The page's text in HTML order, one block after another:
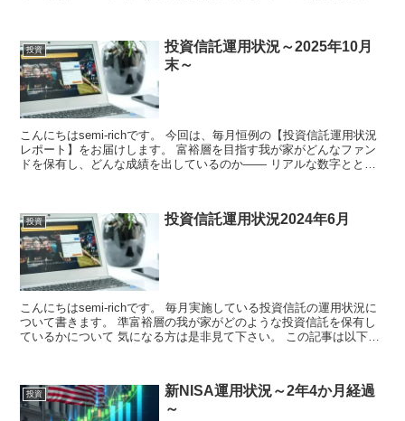
投資
投資信託運用状況～2025年10月
末～
こんにちはsemi-richです。 今回は、毎月恒例の【投資信託運用状況
レポート】をお届けします。 富裕層を目指す我が家がどんなファン
ドを保有し、どんな成績を出しているのか—— リアルな数字ととも
投資 投資信託運用状況2024年6月
こんにちはsemi-richです。 毎月実施している投資信託の運用状況に
ついて書きます。 準富裕層の我が家がどのような投資信託を保有し
ているかについて 気になる方は是非見て下さい。 この記事は以下の
投資
新NISA運用状況～2年4か月経過
～